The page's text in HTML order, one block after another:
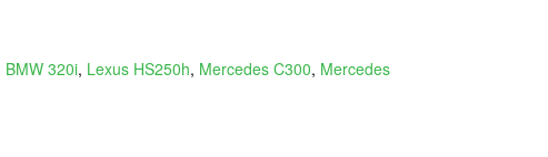
BMW 320i, Lexus HS250h, Mercedes C300, Mercedes